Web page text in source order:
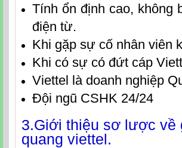
Tính ổn định cao, không
điện từ.
Khi gặp sự cố nhân viên
Khi có sự có đứt cáp
Viettel là doanh nghiệp
Đội ngũ CSHK 24/24
3.Giới thiệu sơ lược về
quang viettel.